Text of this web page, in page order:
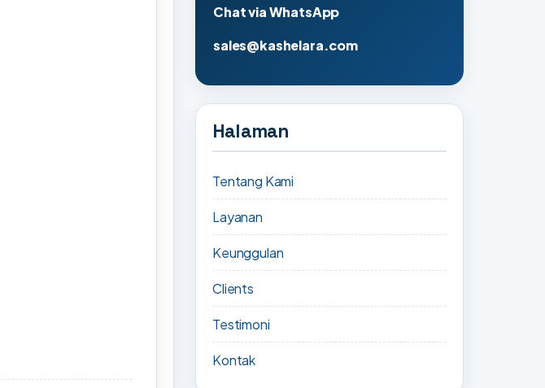
Chat via WhatsApp
sales@kashelara.com
Halaman
Tentang Kami
Layanan
Keunggulan
Clients
Testimoni
Kontak